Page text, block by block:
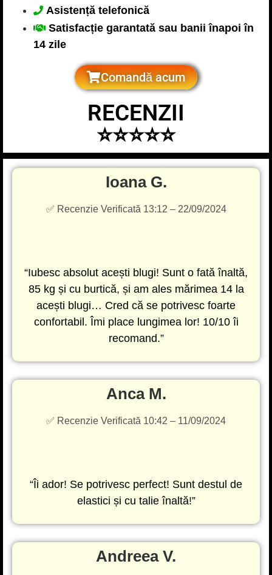
Asistență telefonică
Satisfacție garantată sau banii înapoi în
14 zile
Comandă acum
RECENZII
⭐⭐⭐⭐⭐
Ioana G.
✅ Recenzie Verificată 13:12 – 22/09/2024
“Iubesc absolut acești blugi! Sunt o fată înaltă,
85 kg și cu burtică, și am ales mărimea 14 la
acești blugi… Cred că se potrivesc foarte
confortabil. Îmi place lungimea lor! 10/10 îi
recomand.”
Anca M.
✅ Recenzie Verificată 10:42 – 11/09/2024
“Îi ador! Se potrivesc perfect! Sunt destul de
elastici și cu talie înaltă!”
Andreea V.